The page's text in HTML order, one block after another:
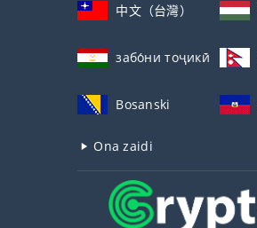
中文（台灣）
забо́ни тоҷикӣ́
Bosanski
Ona zaidi